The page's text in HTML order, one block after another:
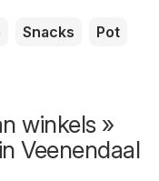
Snacks
Pot
winkels »
Veenendaal